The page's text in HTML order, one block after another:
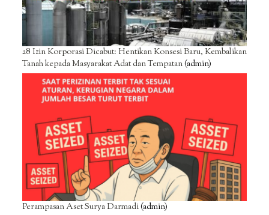
28 Izin Korporasi Dicabut: Hentikan Konsesi Baru, Kembalikan
Tanah kepada Masyarakat Adat dan Tempatan(admin)
Perampasan Aset Surya Darmadi(admin)